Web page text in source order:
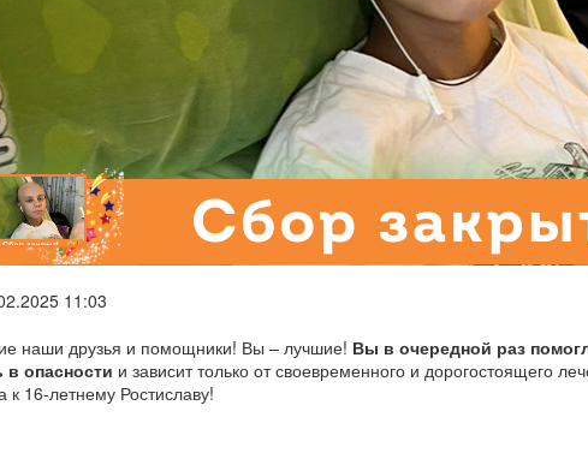
11:03
наши друзья и помощники! Вы – лучшие! Вы в очередной раз
в опасности и зависит только от своевременного и дорогостоящего
к 16-летнему Ростиславу!